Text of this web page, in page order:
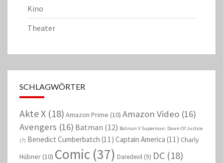
Kino
Theater
SCHLAGWÖRTER
Akte X (18) Amazon Prime (10) Amazon Video (16)
Avengers (16) Batman (12) Batman V Superman: Dawn Of Justice
(7) Benedict Cumberbatch (11) Captain America (11) Charly
Hübner (10) Comic (37) Daredevil (9) DC (18)